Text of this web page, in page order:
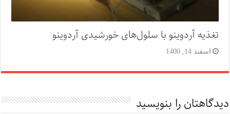
تغذیه آردوینو با سلول‌های خورشیدی آردوینو
اسفند 14, 1400
دیدگاهتان را بنویسید